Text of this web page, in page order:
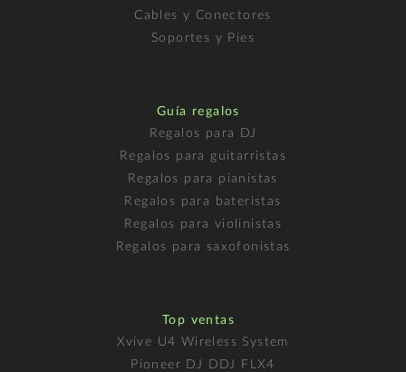
Cables y Conectores
Soportes y Pies
Guía regalos
Regalos para DJ
Regalos para guitarristas
Regalos para pianistas
Regalos para bateristas
Regalos para violinistas
Regalos para saxofonistas
Top ventas
Xvive U4 Wireless System
Pioneer DJ DDJ FLX4